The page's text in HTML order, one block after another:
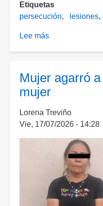
Etiquetas
persecución
lesiones
Lee más
pasarse
capturan
a
4
además
lesionaron
a
un
Mujer agarró
mujer
Lorena Treviño
Vie, 17/07/2026 - 14:28